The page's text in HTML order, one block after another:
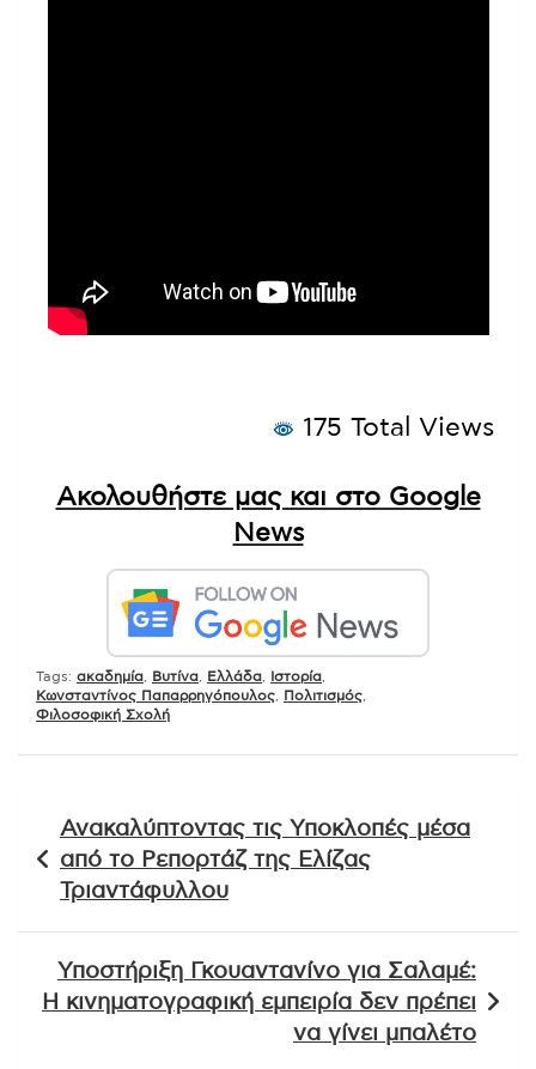
175 Total Views
Ακολουθήστε μας και στο Google
News
Tags: ακαδημία Βυτίνα Ελλάδα Ιστορία
Κωνσταντίνος Παπαρρηγόπουλος
Πολιτισμός
Φιλοσοφική Σχολή
άρθρων
Ανακαλύπτοντας τις Υποκλοπές μέσα
από το Ρεπορτάζ της Ελίζας
Τριαντάφυλλου
Υποστήριξη Γκουαντανίνο για Σαλαμέ:
Η κινηματογραφική εμπειρία δεν πρέπει
να γίνει μπαλέτο